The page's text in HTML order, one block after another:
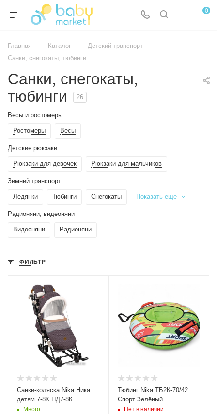
0
Главная — Каталог — Детский транспорт —
Санки, снегокаты, тюбинги
Санки, снегокаты,
тюбинги
26
Весы и ростомеры
Ростомеры Весы
Детские рюкзаки
Рюкзаки для девочек Рюкзаки для мальчиков
Зимний транспорт
Ледянки Тюбинги Снегокаты Показать еще
Радионяни, видеоняни
Видеоняни Радионяни
ФИЛЬТР
Санки-коляска Nika Ника
детям 7-8К НД7-8К
Много
Тюбинг Nika ТБ2К-70/42
Спорт Зелёный
Нет в наличии